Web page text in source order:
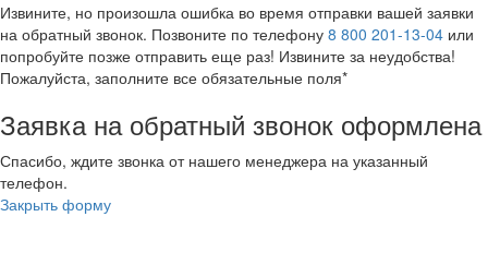
Извините, но произошла ошибка во время отправки вашей заявки
на обратный звонок. Позвоните по телефону 8 800 201-13-04 или
попробуйте позже отправить еще раз! Извините за неудобства!
Пожалуйста, заполните все обязательные поля*
Заявка на обратный звонок оформлена
Спасибо, ждите звонка от нашего менеджера на указанный
телефон.
Закрыть форму